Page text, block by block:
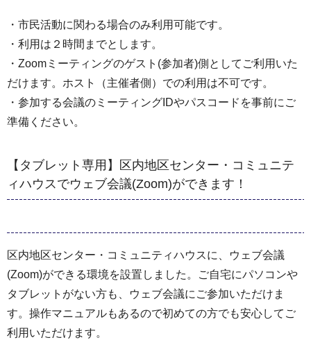
・市民活動に関わる場合のみ利用可能です。
・利用は２時間までとします。
・Zoomミーティングのゲスト(参加者)側としてご利用いた
だけます。ホスト（主催者側）での利用は不可です。
・参加する会議のミーティングIDやパスコードを事前にご
準備ください。
【タブレット専用】区内地区センター・コミュニテ
ィハウスでウェブ会議(Zoom)ができます！
区内地区センター・コミュニティハウスに、ウェブ会議
(Zoom)ができる環境を設置しました。ご自宅にパソコンや
タブレットがない方も、ウェブ会議にご参加いただけま
す。操作マニュアルもあるので初めての方でも安心してご
利用いただけます。